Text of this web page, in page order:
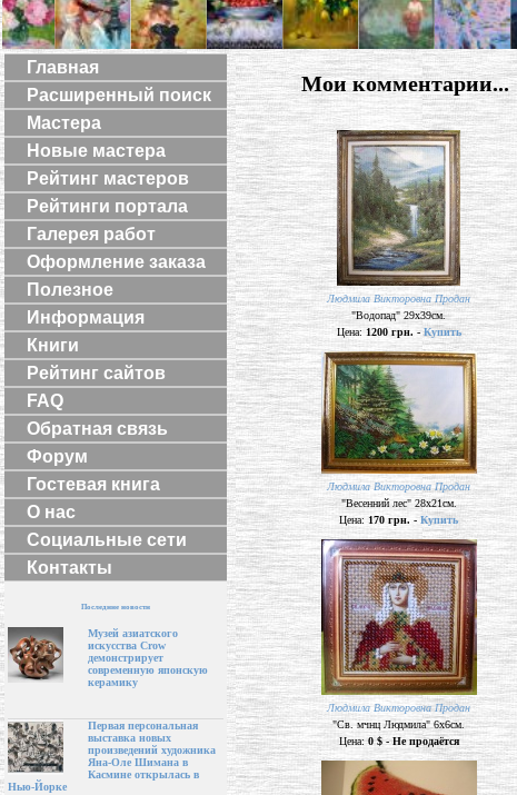
Главная
Расширенный поиск
Мастера
Новые мастера
Рейтинг мастеров
Рейтинги портала
Галерея работ
Оформление заказа
Полезное
Информация
Книги
Рейтинг сайтов
FAQ
Обратная связь
Форум
Гостевая книга
О нас
Социальные сети
Контакты
Последние новости
Музей азиатского
искусства Crow
демонстрирует
современную японскую
керамику
Первая персональная
выставка новых
произведений художника
Яна-Оле Шимана в
Касмине открылась в
Нью-Йорке
Мои комментарии...
Людмила Викторовна Продан
"Водопад" 29х39см.
Цена: 1200 грн. -Купить
Людмила Викторовна Продан
"Весенний лес" 28х21см.
Цена: 170 грн. - Купить
Людмила Викторовна Продан
"Св. мчнц Людмила" 6х6см.
Цена:0 $ - Не продаётся